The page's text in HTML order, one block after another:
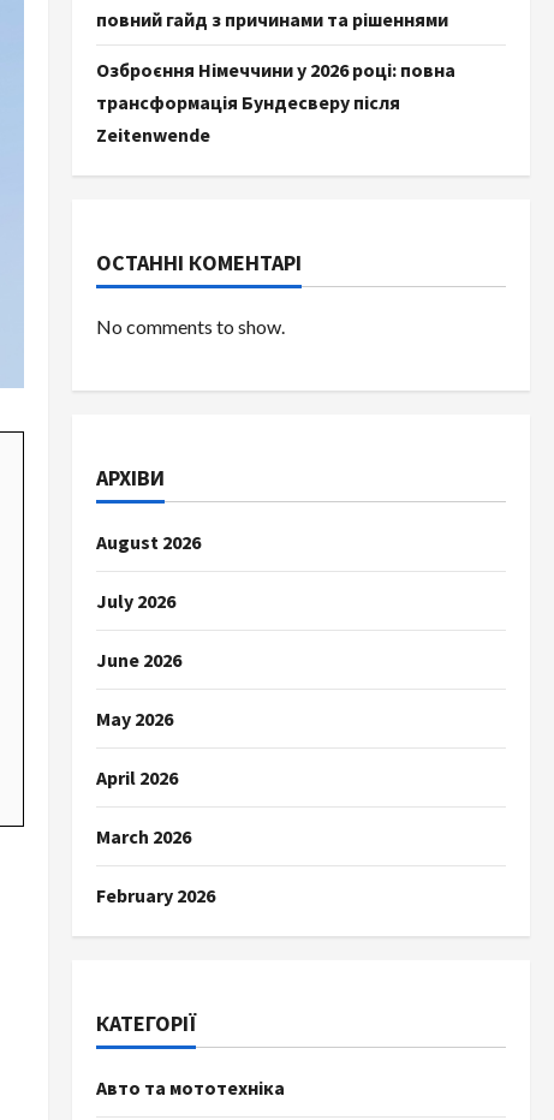
повний гайд з причинами та рішеннями
Озброєння Німеччини у 2026 році: повна
трансформація Бундесверу після
Zeitenwende
ОСТАННІ КОМЕНТАРІ
No comments to show.
АРХІВИ
August 2026
July 2026
June 2026
May 2026
April 2026
March 2026
February 2026
КАТЕГОРІЇ
Авто та мототехніка